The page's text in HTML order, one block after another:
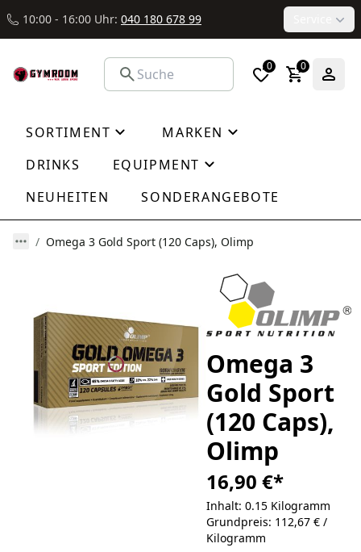
10:00 - 16:00 Uhr: 040 180 678 99
0 0
SORTIMENT
MARKEN
DRINKS
EQUIPMENT
NEUHEITEN
SONDERANGEBOTE
Omega 3 Gold Sport (120 Caps), Olimp
Omega 3
Gold Sport
(120 Caps),
Olimp
16,90 €*
Inhalt: 0.15 Kilogramm
Grundpreis: 112,67 € /
Kilogramm